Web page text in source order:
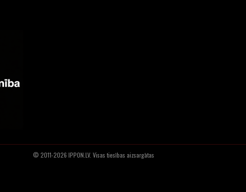
© 2011-2026 IPPON.LV. Visas tiesības aizsargātas